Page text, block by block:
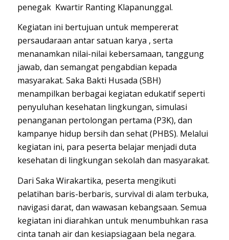
penegak Kwartir Ranting Klapanunggal.
Kegiatan ini bertujuan untuk mempererat
persaudaraan antar satuan karya , serta
menanamkan nilai-nilai kebersamaan, tanggung
jawab, dan semangat pengabdian kepada
masyarakat. Saka Bakti Husada (SBH)
menampilkan berbagai kegiatan edukatif seperti
penyuluhan kesehatan lingkungan, simulasi
penanganan pertolongan pertama (P3K), dan
kampanye hidup bersih dan sehat (PHBS). Melalui
kegiatan ini, para peserta belajar menjadi duta
kesehatan di lingkungan sekolah dan masyarakat.
Dari Saka Wirakartika, peserta mengikuti
pelatihan baris-berbaris, survival di alam terbuka,
navigasi darat, dan wawasan kebangsaan. Semua
kegiatan ini diarahkan untuk menumbuhkan rasa
cinta tanah air dan kesiapsiagaan bela negara.